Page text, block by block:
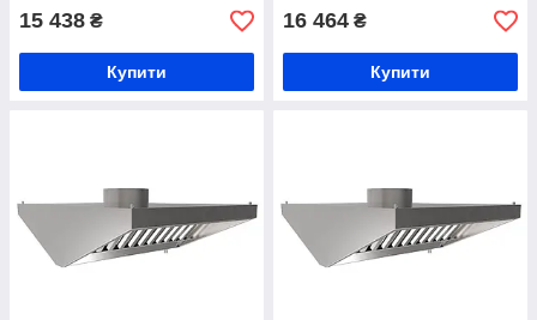
15 438 ₴
Купити
16 464 ₴
Купити